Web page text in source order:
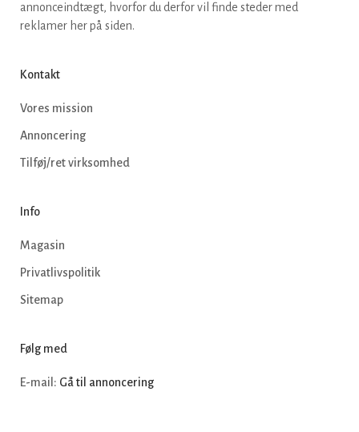
annonceindtægt, hvorfor du derfor vil finde steder med
reklamer her på siden.
Kontakt
Vores mission
Annoncering
Tilføj/ret virksomhed
Info
Magasin
Privatlivspolitik
Sitemap
Følg med
E-mail: Gå til annoncering